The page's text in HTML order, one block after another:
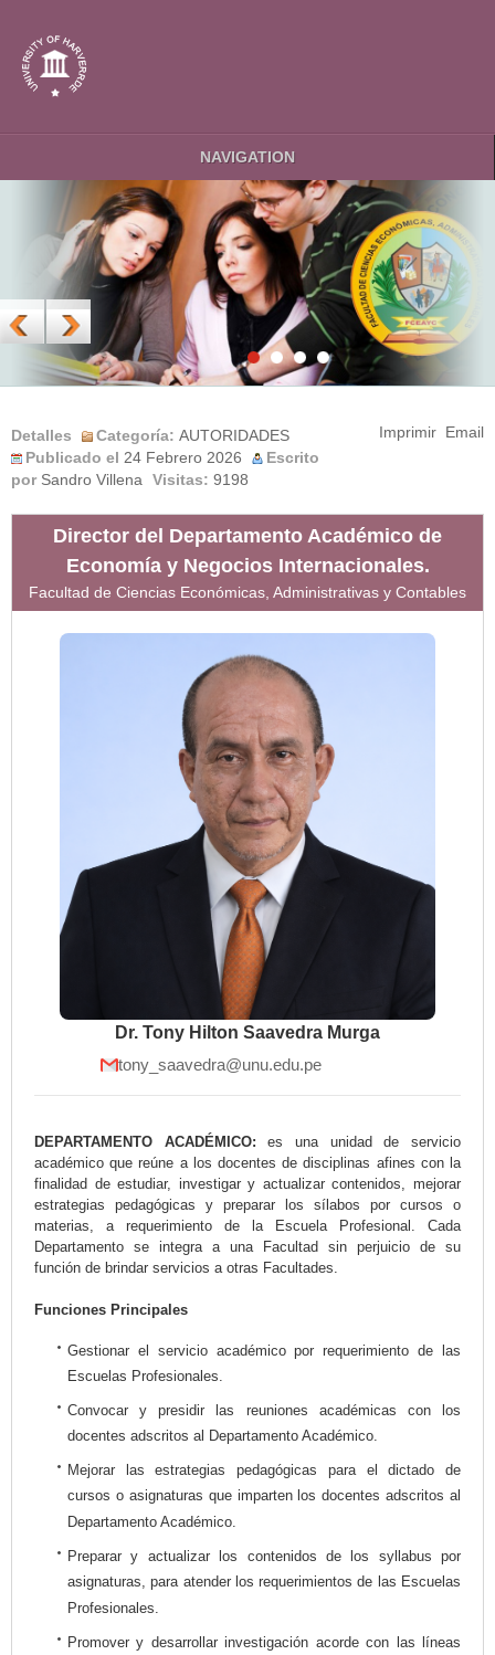
NAVIGATION
Imprimir Email
Detalles Categoría: AUTORIDADES
Publicado el 24 Febrero 2026
Escrito
por Sandro Villena Visitas: 9198
Director del Departamento Académico de
Economía y Negocios Internacionales.
Facultad de Ciencias Económicas, Administrativas y Contables
Dr. Tony Hilton Saavedra Murga
tony_saavedra@unu.edu.pe
DEPARTAMENTO ACADÉMICO:es una unidad de servicio
académico que reúne a los docentes de disciplinas afines con la
finalidad de estudiar, investigar y actualizar contenidos, mejorar
estrategias pedagógicas y preparar los sílabos por cursos o
materias, a requerimiento de la Escuela Profesional. Cada
Departamento se integra a una Facultad sin perjuicio de su
función de brindar servicios a otras Facultades.
Funciones Principales
Gestionar el servicio académico por requerimiento de las
Escuelas Profesionales.
Convocar y presidir las reuniones académicas con los
docentes adscritos al Departamento Académico.
Mejorar las estrategias pedagógicas para el dictado de
cursos o asignaturas que imparten los docentes adscritos al
Departamento Académico.
Preparar y actualizar los contenidos de los syllabus por
asignaturas, para atender los requerimientos de las Escuelas
Profesionales.
Promover y desarrollar investigación acorde con las líneas